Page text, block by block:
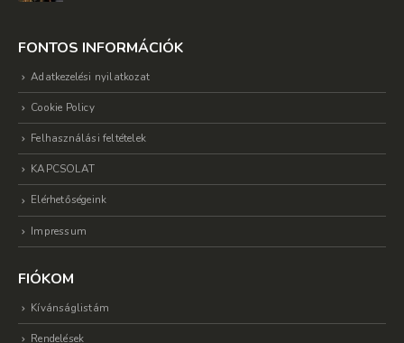
FONTOS INFORMÁCIÓK
Adatkezelési nyilatkozat
Cookie Policy
Felhasználási feltételek
KAPCSOLAT
Elérhetőségeink
Impressum
FIÓKOM
Kívánságlistám
Rendelések